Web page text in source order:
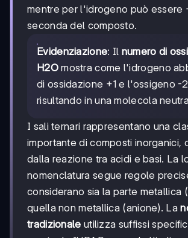
mentre per l'idrogeno può essere
seconda del composto.
Evidenziazione: Il numero di
H2Omostra come l'idrogeno
di ossidazione +1 e l'ossigeno -
risultando in una molecola
I sali ternari rappresentano una
importante di composti inorganici,
dalla reazione tra acidi e basi. La
nomenclatura segue regole
considerano sia la parte metallica
quella non metallica (anione). La
tradizionale utilizza suffissi